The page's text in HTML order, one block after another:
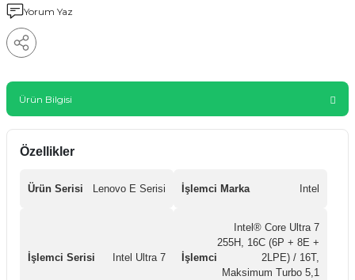
Yorum Yaz
Ürün Bilgisi
Özellikler
Ürün Serisi Lenovo E Serisi İşlemci Marka Intel
İşlemci Serisi Intel Ultra 7 İşlemci
Intel® Core Ultra 7
255H, 16C (6P + 8E +
2LPE) / 16T,
Maksimum Turbo 5,1